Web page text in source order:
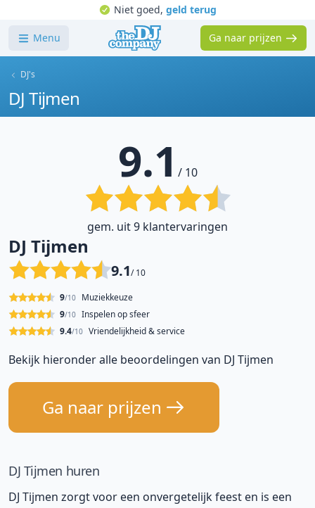
Niet goed, geld terug
Menu Ga naar prijzen
DJ's
DJ Tijmen
9.1 / 10
gem. uit 9 klantervaringen
DJ Tijmen
9.1/ 10
Muziekkeuze
9/10
Inspelen op sfeer
9/10
Vriendelijkheid & service
9.4/10
Bekijk hieronder alle beoordelingen van DJ Tijmen
Ga naar prijzen
DJ Tijmen huren
DJ Tijmen zorgt voor een onvergetelijk feest en is een